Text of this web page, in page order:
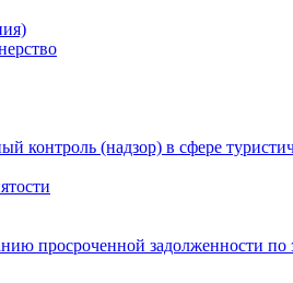
контроль (надзор) в сфере
просроченной задолженности по